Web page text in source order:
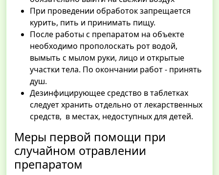
При проведении обработок запрещается
курить, пить и принимать пищу.
После работы с препаратом на объекте
необходимо прополоскать рот водой,
вымыть с мылом руки, лицо и открытые
участки тела. По окончании работ - принять
душ.
Дезинфицирующее средство в таблетках
следует хранить отдельно от лекарственных
средств, в местах, недоступных для детей.
Меры первой помощи при
случайном отравлении
препаратом